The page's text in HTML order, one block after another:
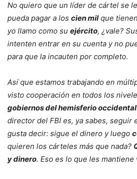
No quiero que un líder de cártel se
pueda pagar a los cien milque
yo llamo como su ejército, ¿vale?
intenten entrar en su cuenta y no
para que la incauten por completo.
Así que estamos trabajando en
visto cooperación en todos los
gobiernos del hemisferio occidental
director del FBI es, ya sabes, seguir
gusta decir: sigue el dinero y luego
quieren los cárteles más que nada?
y dinero. Eso es lo que les mantiene